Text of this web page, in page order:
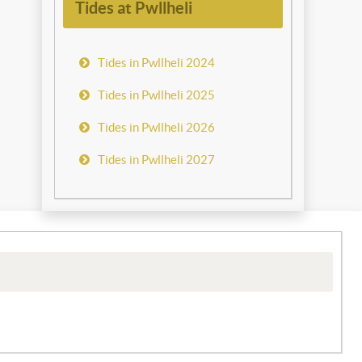
Tides at Pwllheli
Tides in Pwllheli 2024
Tides in Pwllheli 2025
Tides in Pwllheli 2026
Tides in Pwllheli 2027